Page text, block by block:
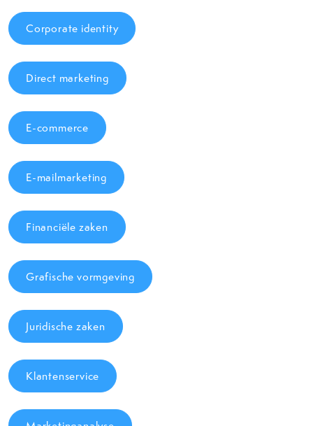
Corporate identity
Direct marketing
E-commerce
E-mailmarketing
Financiële zaken
Grafische vormgeving
Juridische zaken
Klantenservice